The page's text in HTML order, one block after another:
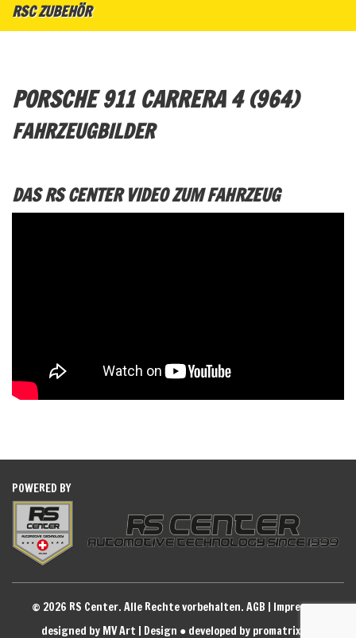
RSC ZUBEHÖR
PORSCHE 911 CARRERA 4 (964)
FAHRZEUGBILDER
DAS RS CENTER VIDEO ZUM FAHRZEUG
POWERED BY
© 2026 RS Center. Alle Rechte vorbehalten. AGB | Impressum
designed by MV Art | Design ● developed by promatrix ag